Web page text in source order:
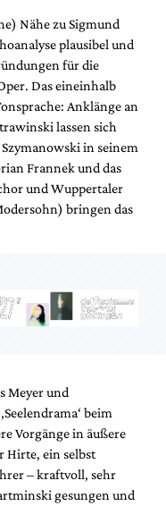
Nähe zu Sigmund
plausibel und
für die
Das eineinhalb
Anklänge an
lassen sich
in seinem
Frannek und das
und Wuppertaler
bringen das
Meyer und
beim
Vorgänge in äußere
Hirte, ein selbst
– kraftvoll, sehr
gesungen und